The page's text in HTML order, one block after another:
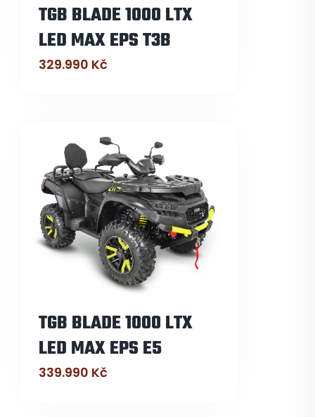
TGB BLADE 1000 LTX
LED MAX EPS T3B
329.990 Kč
TGB BLADE 1000 LTX
LED MAX EPS E5
339.990 Kč